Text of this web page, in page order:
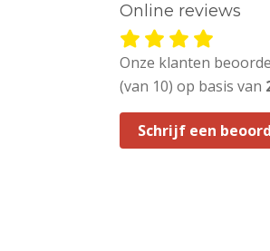
Online reviews
Onze klanten
(van 10) op basis van
Schrijf een